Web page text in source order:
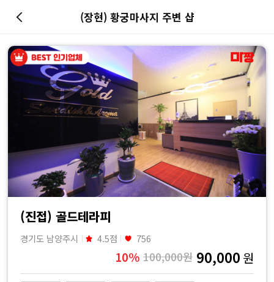
마
사
저
가
예
(장현) 황궁마사지 주변 샵
(진접) 골드테라피
경기도 남양주시 4.5점 756
10% 100,000원 90,000 원